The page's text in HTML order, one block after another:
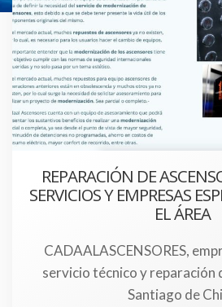
REPARACIÓN DE
SERVICIOS Y EMPRESAS
EL ÁREA
CADAALASCENSORES,
servicio técnico y reparación
Santiago de